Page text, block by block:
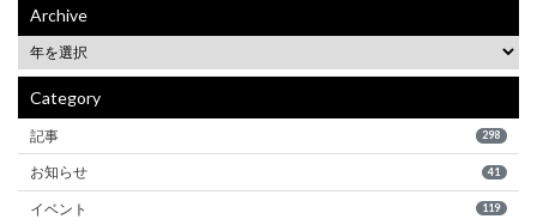
Archive
Category
記事 298
お知らせ 41
イベント 119